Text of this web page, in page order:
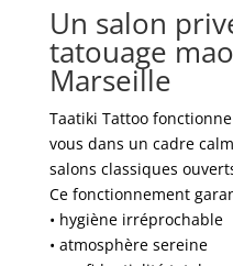
Un salon
tatouage
Marseille
Taatiki Tattoo
vous dans un cadre
salons classiques
Ce fonctionnement
• hygiène irréprochable
• atmosphère sereine